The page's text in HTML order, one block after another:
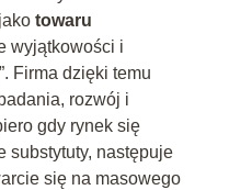
towaru
wyjątkowości i
Firma dzięki temu
rozwój i
gdy rynek się
substytuty, następuje
się na masowego